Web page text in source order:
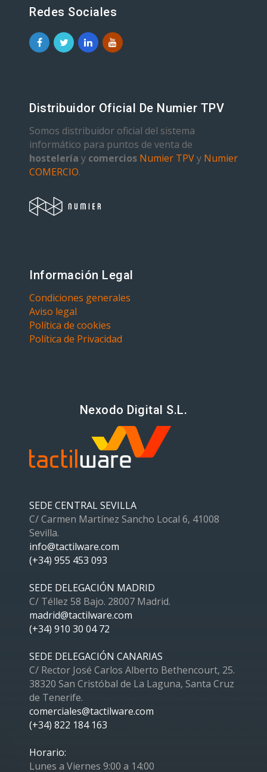
Redes Sociales
Distribuidor Oficial De Numier TPV
Somos distribuidor oficial del sistema
informático para puntos de venta de
hostelería y comercios Numier TPVy Numier
COMERCIO.
Información Legal
Condiciones generales
Aviso legal
Política de cookies
Política de Privacidad
Nexodo Digital S.L.
SEDE CENTRAL SEVILLA
C/ Carmen Martínez Sancho Local 6, 41008
Sevilla.
info@tactilware.com
(+34) 955 453 093
SEDE DELEGACIÓN MADRID
C/ Téllez 58 Bajo. 28007 Madrid.
madrid@tactilware.com
(+34) 910 30 04 72
SEDE DELEGACIÓN CANARIAS
C/ Rector José Carlos Alberto Bethencourt, 25.
38320 San Cristóbal de La Laguna, Santa Cruz
de Tenerife.
comerciales@tactilware.com
(+34) 822 184 163
Horario:
Lunes a Viernes 9:00 a 14:00